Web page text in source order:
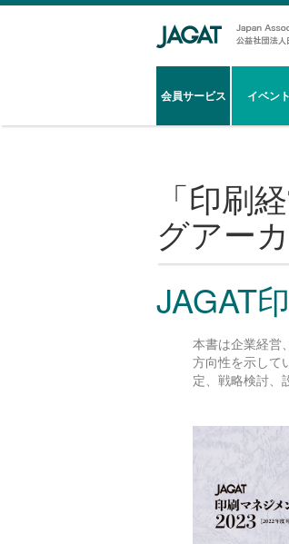
会員サービス イベント
「印刷
グアー
JAGAT
本書は企業経営
方向性を示して
定、戦略検討、